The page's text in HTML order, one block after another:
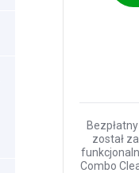
został
Combo